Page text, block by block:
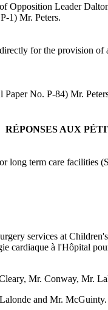
Opposition Leader
1) Mr. Peters.
for the provision of
Paper No. P-84) Mr.
RÉPONSES AUX
long term care facilities
services at
cardiaque à l'Hôpital
Mr. Conway, Mr.
and Mr. McGuinty.